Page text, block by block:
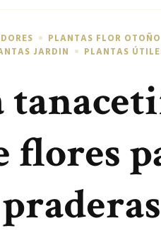
PLANTAS FLOR OTOÑO
JARDIN PLANTAS
flores